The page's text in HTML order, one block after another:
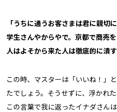
「うちに通うお客さまは君に親切
学生さんやからやで。京都で商売
人はよそから来た人は徹底的に潰す
この時、マスターは「いいね！」
たでしょう。そうせずに、浮かれ
この言葉で我に返ったイナダさん